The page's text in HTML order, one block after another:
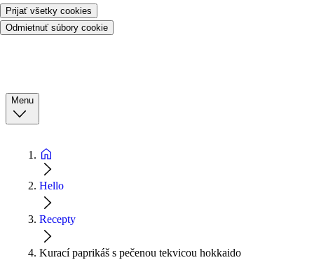
Prijať všetky cookies
Odmietnuť súbory cookie
Menu
Hello
Recepty
Kurací paprikáš s pečenou tekvicou hokkaido